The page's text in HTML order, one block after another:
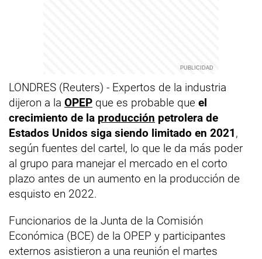
LONDRES (Reuters) - Expertos de la industria
dijeron a la OPEP que es probable que el
crecimiento de la producción petrolera de
Estados Unidos siga siendo limitado en 2021,
según fuentes del cartel, lo que le da más poder
al grupo para manejar el mercado en el corto
plazo antes de un aumento en la producción de
esquisto en 2022.
Funcionarios de la Junta de la Comisión
Económica (BCE) de la OPEP y participantes
externos asistieron a una reunión el martes